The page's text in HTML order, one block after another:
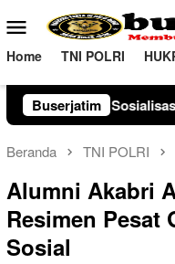
ke
konten
Menu
Mobile
Home TNI POLRI
Buserjatim
Pelajar
Beranda TNI POLRI
Alumni Akabri
Resimen Pesat
Sosial